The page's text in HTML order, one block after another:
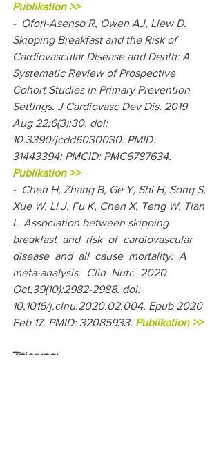
Publikation >>
-  Ofori-Asenso R, Owen AJ, Liew D.
Skipping Breakfast and the Risk of
Cardiovascular Disease and Death: A
Systematic Review of Prospective
Cohort Studies in Primary Prevention
Settings. J Cardiovasc Dev Dis. 2019
Aug 22;6(3):30. doi:
10.3390/jcdd6030030. PMID:
31443394; PMCID: PMC6787634.
Publikation >>
-  Chen H, Zhang B, Ge Y, Shi H, Song S,
Xue W, Li J, Fu K, Chen X, Teng W, Tian
L. Association between skipping
breakfast  and  risk  of  cardiovascular
disease  and  all  cause  mortality:  A
meta-analysis.  Clin  Nutr.  2020
Oct;39(10):2982-2988. doi:
10.1016/j.clnu.2020.02.004. Epub 2020
Feb 17. PMID: 32085933. Publikation >>
Zitierung: